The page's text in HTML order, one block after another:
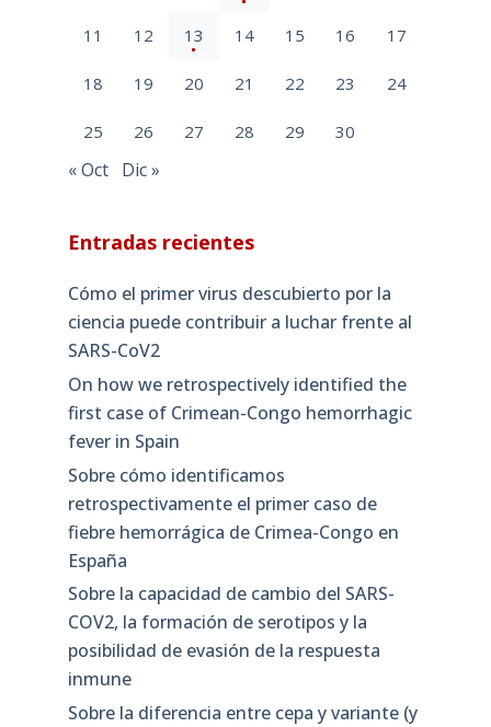
11 12 13 14 15 16 17
18 19 20 21 22 23 24
25 26 27 28 29 30
« Oct Dic »
Entradas recientes
Cómo el primer virus descubierto por la
ciencia puede contribuir a luchar frente al
SARS-CoV2
On how we retrospectively identified the
first case of Crimean-Congo hemorrhagic
fever in Spain
Sobre cómo identificamos
retrospectivamente el primer caso de
fiebre hemorrágica de Crimea-Congo en
España
Sobre la capacidad de cambio del SARS-
COV2, la formación de serotipos y la
posibilidad de evasión de la respuesta
inmune
Sobre la diferencia entre cepa y variante (y